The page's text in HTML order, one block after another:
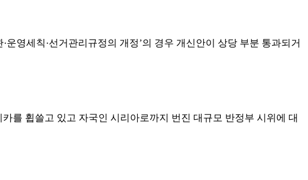
운영세칙·선거관리규정의 개정’의 경우 개신안이 상당 부분 통과되거
를 휩쓸고 있고 자국인 시리아로까지 번진 대규모 반정부 시위에 대